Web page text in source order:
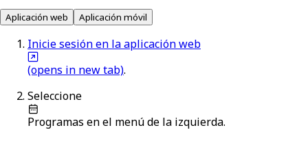
Aplicación web Aplicación móvil
Inicie sesión en la aplicación web
(opens in new tab).
Seleccione
Programas en el menú de la izquierda.